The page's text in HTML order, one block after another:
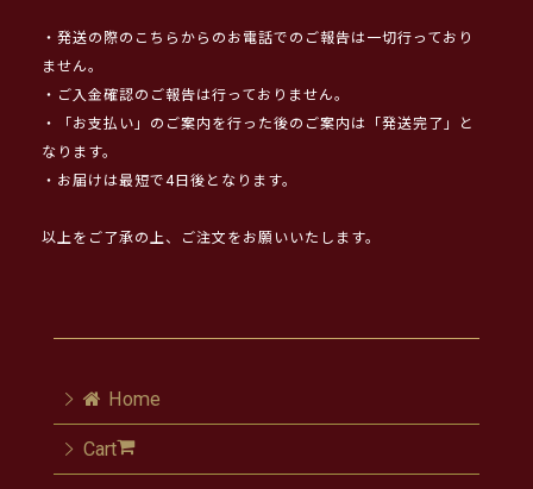
・発送の際のこちらからのお電話でのご報告は一切行っており
ません。
・ご入金確認のご報告は行っておりません。
・「お支払い」のご案内を行った後のご案内は「発送完了」と
なります。
・お届けは最短で4日後となります。
以上をご了承の上、ご注文をお願いいたします。
Home
Cart